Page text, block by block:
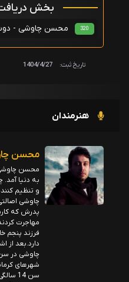
بخش
محسن چاوشی - 320
تاریخ ثبت: 1404/4/27
هنرمندان
محسن
به دنیا آمد.
و تنظیم
چاوشی
پدرش که
مهاجرت
فرزند پنجم
دارد.بعد
شهرهای
سن